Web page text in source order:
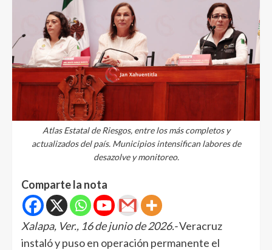
Atlas Estatal de Riesgos, entre los más completos y
actualizados del país. Municipios intensifican labores de
desazolve y monitoreo.
Comparte la nota
Xalapa, Ver., 16 de junio de 2026.-Veracruz
instaló y puso en operación permanente el